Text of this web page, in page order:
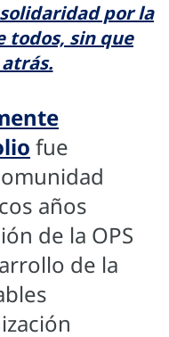
por la
todos, sin que
fue
años
de la OPS
de la